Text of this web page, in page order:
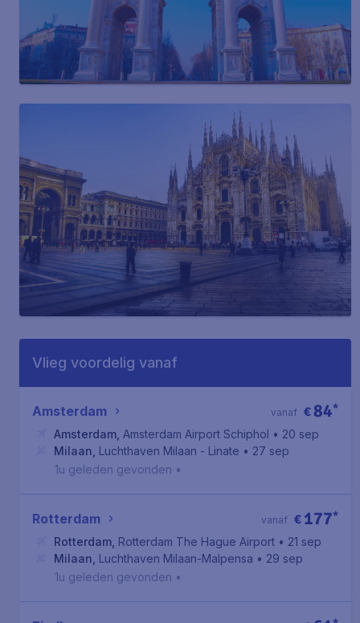
Vlieg voordelig vanaf
Amsterdam €84*
vanaf
Amsterdam Amsterdam Airport Schiphol • 20 sep
Milaan Luchthaven Milaan - Linate • 27 sep
1u geleden gevonden •
Rotterdam € 177*
vanaf
Rotterdam Rotterdam The Hague Airport • 21 sep
Milaan Luchthaven Milaan-Malpensa • 29 sep
1u geleden gevonden •